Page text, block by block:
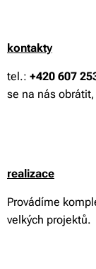
kontakty
tel.: +420 607
se na nás
realizace
Provádíme
velkých projektů.